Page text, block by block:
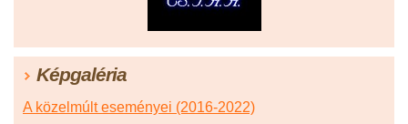
Képgaléria
A közelmúlt eseményei (2016-2022)